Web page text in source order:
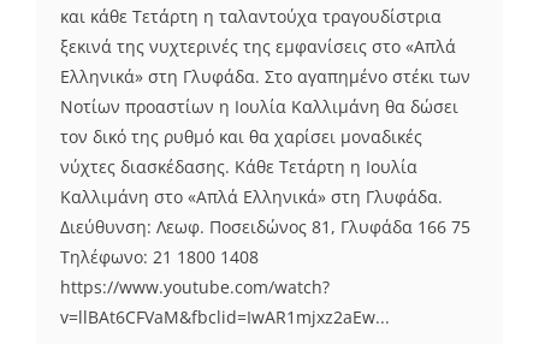
και κάθε Τετάρτη η ταλαντούχα τραγουδίστρια
ξεκινά της νυχτερινές της εμφανίσεις στο «Απλά
Ελληνικά» στη Γλυφάδα. Στο αγαπημένο στέκι των
Νοτίων προαστίων η Ιουλία Καλλιμάνη θα δώσει
τον δικό της ρυθμό και θα χαρίσει μοναδικές
νύχτες διασκέδασης. Κάθε Τετάρτη η Ιουλία
Καλλιμάνη στο «Απλά Ελληνικά» στη Γλυφάδα.
Διεύθυνση: Λεωφ. Ποσειδώνος 81, Γλυφάδα 166 75
Τηλέφωνο: 21 1800 1408
https://www.youtube.com/watch?
v=llBAt6CFVaM&fbclid=IwAR1mjxz2aEw...